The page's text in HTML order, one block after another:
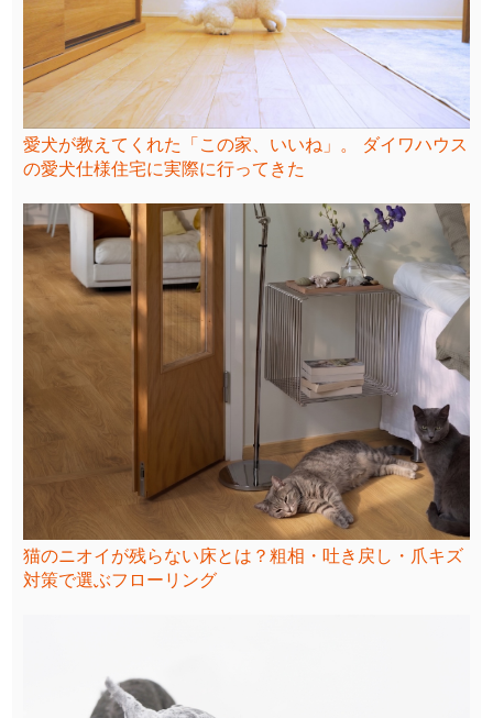
愛犬が教えてくれた「この家、いいね」。 ダイワハウス
の愛犬仕様住宅に実際に行ってきた
猫のニオイが残らない床とは？粗相・吐き戻し・爪キズ
対策で選ぶフローリング